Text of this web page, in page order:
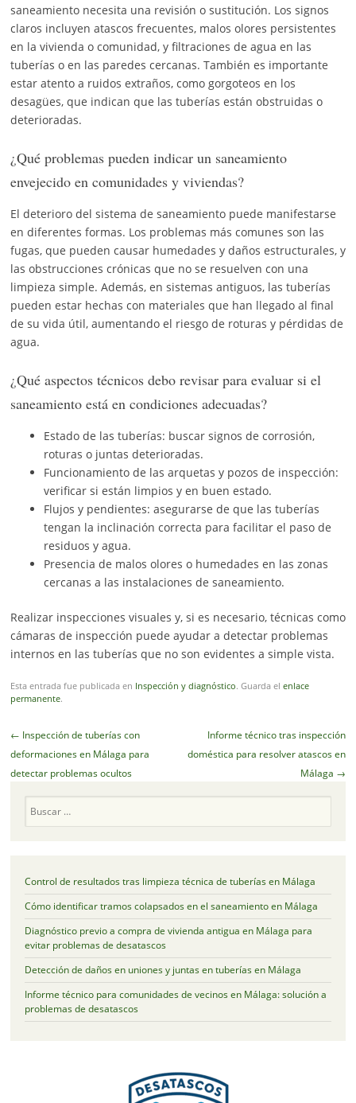
saneamiento necesita una revisión o sustitución. Los signos
claros incluyen atascos frecuentes, malos olores persistentes
en la vivienda o comunidad, y filtraciones de agua en las
tuberías o en las paredes cercanas. También es importante
estar atento a ruidos extraños, como gorgoteos en los
desagües, que indican que las tuberías están obstruidas o
deterioradas.
¿Qué problemas pueden indicar un saneamiento
envejecido en comunidades y viviendas?
El deterioro del sistema de saneamiento puede manifestarse
en diferentes formas. Los problemas más comunes son las
fugas, que pueden causar humedades y daños estructurales, y
las obstrucciones crónicas que no se resuelven con una
limpieza simple. Además, en sistemas antiguos, las tuberías
pueden estar hechas con materiales que han llegado al final
de su vida útil, aumentando el riesgo de roturas y pérdidas de
agua.
¿Qué aspectos técnicos debo revisar para evaluar si el
saneamiento está en condiciones adecuadas?
Estado de las tuberías: buscar signos de corrosión,
roturas o juntas deterioradas.
Funcionamiento de las arquetas y pozos de inspección:
verificar si están limpios y en buen estado.
Flujos y pendientes: asegurarse de que las tuberías
tengan la inclinación correcta para facilitar el paso de
residuos y agua.
Presencia de malos olores o humedades en las zonas
cercanas a las instalaciones de saneamiento.
Realizar inspecciones visuales y, si es necesario, técnicas como
cámaras de inspección puede ayudar a detectar problemas
internos en las tuberías que no son evidentes a simple vista.
Esta entrada fue publicada en Inspección y diagnóstico. Guarda el enlace
permanente.
Navegador
de
artículos
← Inspección de tuberías con
deformaciones en Málaga para
detectar problemas ocultos
Informe técnico tras inspección
doméstica para resolver atascos en
Málaga →
Control de resultados tras limpieza técnica de tuberías en Málaga
Cómo identificar tramos colapsados en el saneamiento en Málaga
Diagnóstico previo a compra de vivienda antigua en Málaga para
evitar problemas de desatascos
Detección de daños en uniones y juntas en tuberías en Málaga
Informe técnico para comunidades de vecinos en Málaga: solución a
problemas de desatascos